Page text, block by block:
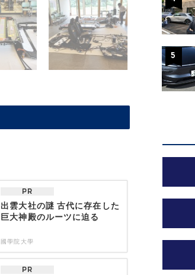
PR
出雲大社の謎 古代に存在した
巨大神殿のルーツに迫る
國學院大學
PR